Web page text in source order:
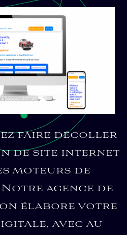
faire décoller
de site internet
moteurs de
agence de
élabore votre
avec au